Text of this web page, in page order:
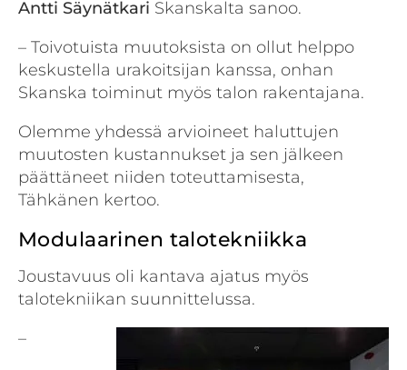
Antti Säynätkari Skanskalta sanoo.
– Toivotuista muutoksista on ollut helppo
keskustella urakoitsijan kanssa, onhan
Skanska toiminut myös talon rakentajana.
Olemme yhdessä arvioineet haluttujen
muutosten kustannukset ja sen jälkeen
päättäneet niiden toteuttamisesta,
Tähkänen kertoo.
Modulaarinen talotekniikka
Joustavuus oli kantava ajatus myös
talotekniikan suunnittelussa.
–